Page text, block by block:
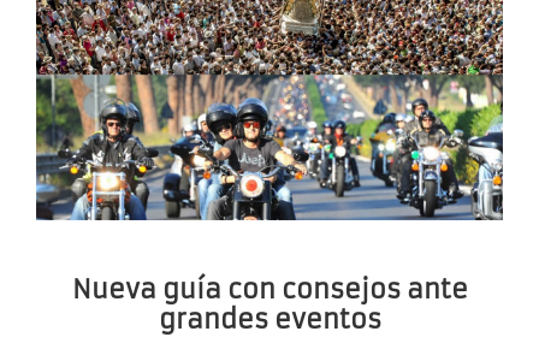
Nueva guía con consejos ante
grandes eventos